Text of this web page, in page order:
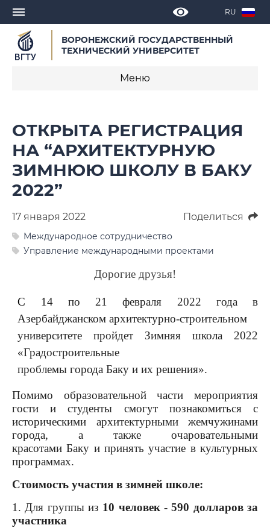
RU
ВОРОНЕЖСКИЙ ГОСУДАРСТВЕННЫЙ
ТЕХНИЧЕСКИЙ УНИВЕРСИТЕТ
Меню
Объявления
СМИ о нас
Выступления, доклады, интервью
Календарь мероприятий
Корпоративные издания
Видео
Анкеты и опросы
Контакты для СМИ
ОТКРЫТА РЕГИСТРАЦИЯ
НА “АРХИТЕКТУРНУЮ
ЗИМНЮЮ ШКОЛУ В БАКУ
2022”
17 января 2022 Поделиться
Международное сотрудничество
Управление международными проектами
Дорогие друзья!
С 14 по 21 февраля 2022 года в
Азербайджанском архитектурно-строительном
проблемы города Баку и их решения».
Помимо образовательной части мероприятия
гости и студенты смогут познакомиться с
историческими архитектурными жемчужинами
города, а также очаровательными
красотами Баку и принять участие в культурных
программах.
Стоимость участия в зимней школе:
1. Для группы из 10 человек-590 долларов за
участника